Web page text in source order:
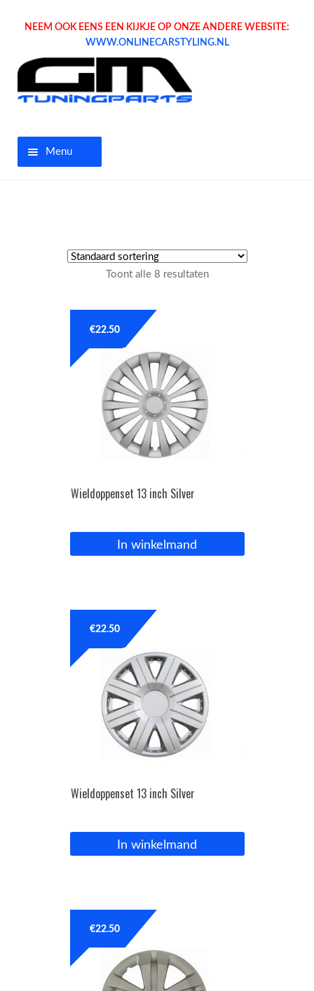
NEEM OOK EENS EEN KIJKJE OP ONZE ANDERE WEBSITE:
WWW.ONLINECARSTYLING.NL
Menu
Tuning parts
Bedrijfswagen parts
Toont alle 8 resultaten
Wieldoppenset 13 inch Silver
€22.50
In winkelmand
Wieldoppenset 13 inch Silver
€22.50
In winkelmand
€22.50